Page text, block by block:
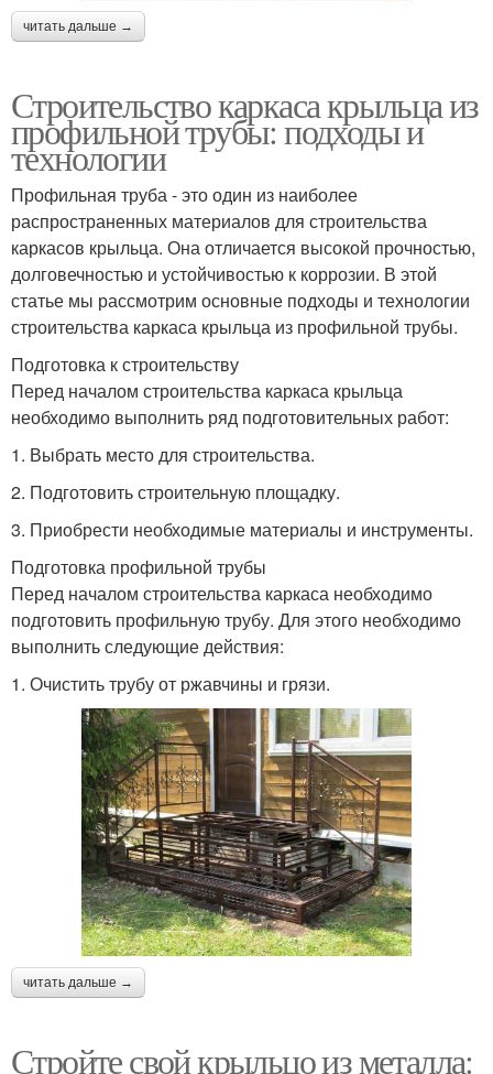
читать дальше →
Строительство каркаса крыльца из
профильной трубы: подходы и
технологии
Профильная труба - это один из наиболее
распространенных материалов для строительства
каркасов крыльца. Она отличается высокой прочностью,
долговечностью и устойчивостью к коррозии. В этой
статье мы рассмотрим основные подходы и технологии
строительства каркаса крыльца из профильной трубы.
Подготовка к строительству
Перед началом строительства каркаса крыльца
необходимо выполнить ряд подготовительных работ:
1. Выбрать место для строительства.
2. Подготовить строительную площадку.
3. Приобрести необходимые материалы и инструменты.
Подготовка профильной трубы
Перед началом строительства каркаса необходимо
подготовить профильную трубу. Для этого необходимо
выполнить следующие действия:
1. Очистить трубу от ржавчины и грязи.
читать дальше →
Стройте свой крыльцо из металла: